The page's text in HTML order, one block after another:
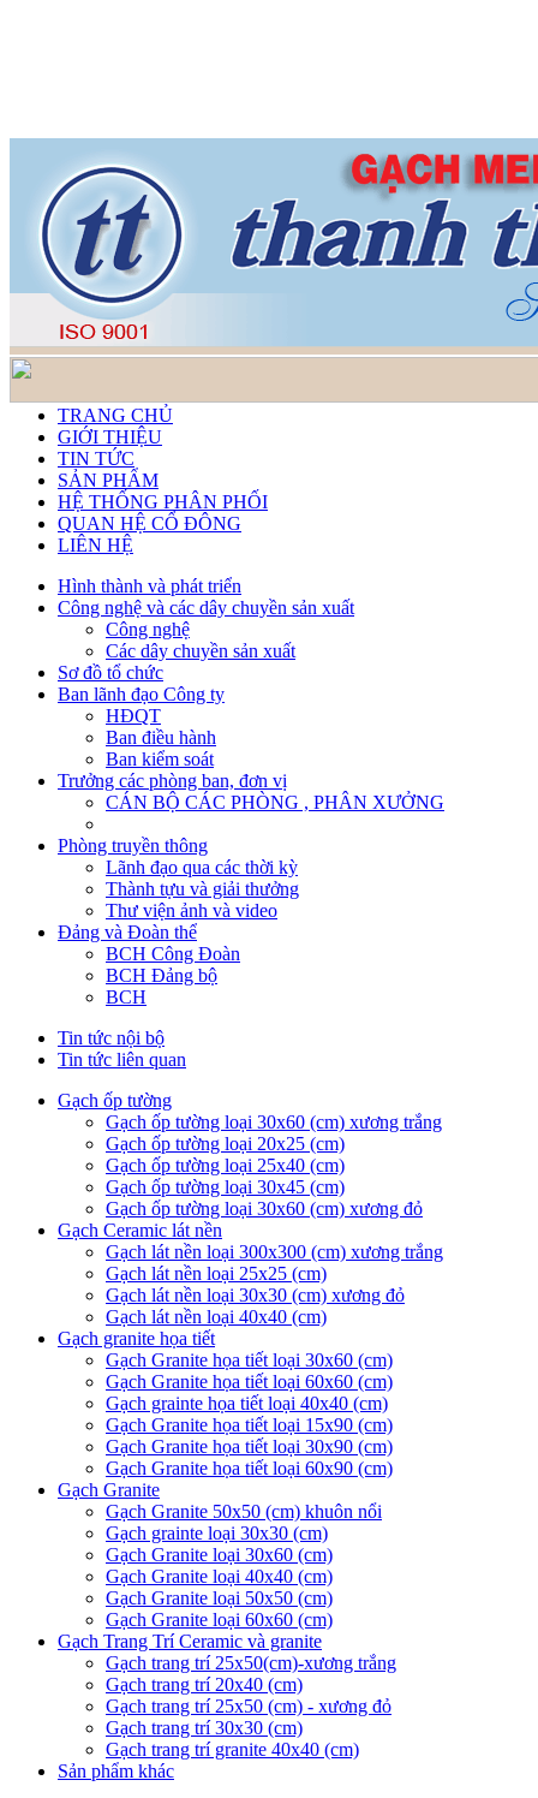
TRANG CHỦ
GIỚI THIỆU
TIN TỨC
SẢN PHẨM
HỆ THỐNG PHÂN PHỐI
QUAN HỆ CỔ ĐÔNG
LIÊN HỆ
Hình thành và phát triển
Công nghệ và các dây chuyền sản xuất
Công nghệ
Các dây chuyền sản xuất
Sơ đồ tổ chức
Ban lãnh đạo Công ty
HĐQT
Ban điều hành
Ban kiểm soát
Trưởng các phòng ban, đơn vị
CÁN BỘ CÁC PHÒNG , PHÂN XƯỞNG
Phòng truyền thông
Lãnh đạo qua các thời kỳ
Thành tựu và giải thưởng
Thư viện ảnh và video
Đảng và Đoàn thể
BCH Công Đoàn
BCH Đảng bộ
BCH
Tin tức nội bộ
Tin tức liên quan
Gạch ốp tường
Gạch ốp tường loại 30x60 (cm) xương trắng
Gạch ốp tường loại 20x25 (cm)
Gạch ốp tường loại 25x40 (cm)
Gạch ốp tường loại 30x45 (cm)
Gạch ốp tường loại 30x60 (cm) xương đỏ
Gạch Ceramic lát nền
Gạch lát nền loại 300x300 (cm) xương trắng
Gạch lát nền loại 25x25 (cm)
Gạch lát nền loại 30x30 (cm) xương đỏ
Gạch lát nền loại 40x40 (cm)
Gạch granite họa tiết
Gạch Granite họa tiết loại 30x60 (cm)
Gạch Granite họa tiết loại 60x60 (cm)
Gạch grainte họa tiết loại 40x40 (cm)
Gạch Granite họa tiết loại 15x90 (cm)
Gạch Granite họa tiết loại 30x90 (cm)
Gạch Granite họa tiết loại 60x90 (cm)
Gạch Granite
Gạch Granite 50x50 (cm) khuôn nổi
Gạch grainte loại 30x30 (cm)
Gạch Granite loại 30x60 (cm)
Gạch Granite loại 40x40 (cm)
Gạch Granite loại 50x50 (cm)
Gạch Granite loại 60x60 (cm)
Gạch Trang Trí Ceramic và granite
Gạch trang trí 25x50(cm)-xương trắng
Gạch trang trí 20x40 (cm)
Gạch trang trí 25x50 (cm) - xương đỏ
Gạch trang trí 30x30 (cm)
Gạch trang trí granite 40x40 (cm)
Sản phẩm khác